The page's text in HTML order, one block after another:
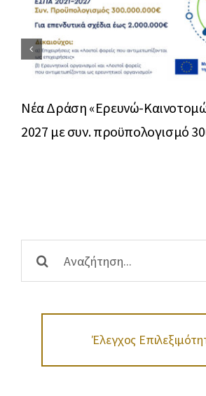
Νέα Δράση «Ερευνώ-
2027 με συν. προϋπολογισμό
Έλεγχος